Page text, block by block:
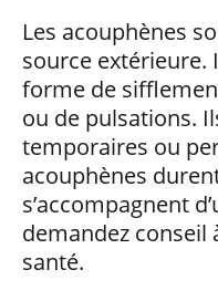
Les acouphènes
source extérieure.
forme de
ou de pulsations.
temporaires ou
acouphènes
s’accompagnent
demandez conseil
santé.